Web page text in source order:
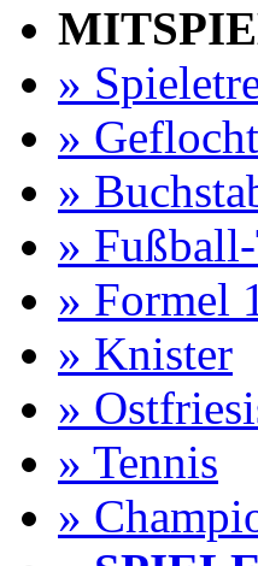
»
»
»
»
» Formel
» Knister
»
» Tennis
»